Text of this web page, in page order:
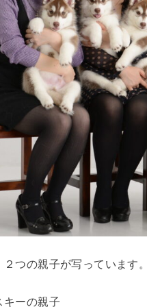
２つの親子が写っています
キーの親子